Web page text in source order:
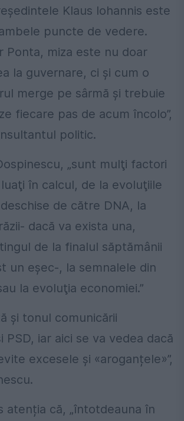
Klaus Iohannis este
puncte de vedere.
Ponta, miza este nu doar
la guvernare, ci şi cum o
merge pe sârmă şi trebuie
fiecare pas de acum încolo”,
politic.
„sunt mulţi factori
în calcul, de la evoluţiile
de către DNA, la
dacă va exista una,
de la finalul săptămânii
un eşec-, la semnalele din
la evoluţia economiei.”
și tonul comunicării
PSD, iar aici se va vedea dacă
excesele și «aroganțele»”,
atenția că, „întotdeauna în